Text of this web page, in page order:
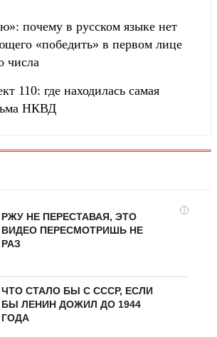
почему в русском языке нет
«победить» в первом лице
числа
110: где находилась самая
НКВД
i
РЖУ НЕ ПЕРЕСТАВАЯ, ЭТО
ВИДЕО ПЕРЕСМОТРИШЬ НЕ
РАЗ
ЧТО СТАЛО БЫ С СССР, ЕСЛИ
БЫ ЛЕНИН ДОЖИЛ ДО 1944
ГОДА